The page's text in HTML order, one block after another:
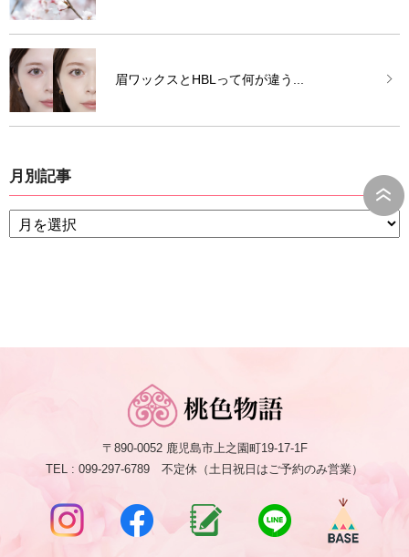
眉ワックスとHBLって何が違う...
月別記事
〒890-0052 鹿児島市上之園町19-17-1F
TEL : 099-297-6789 不定休（土日祝日はご予約のみ営業）